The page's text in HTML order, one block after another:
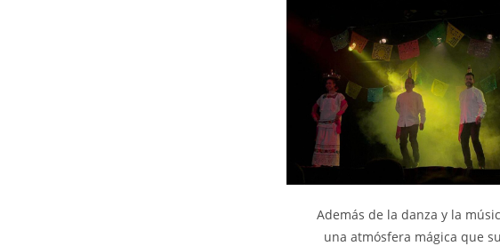
Además de la danza y la
una atmósfera mágica que